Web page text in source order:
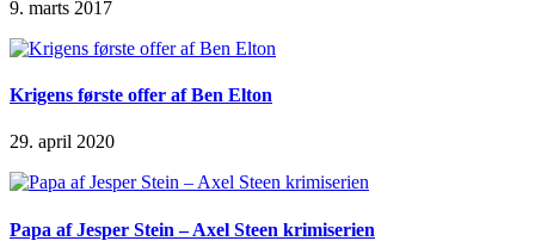
9. marts 2017
Krigens første offer af Ben Elton
29. april 2020
Papa af Jesper Stein – Axel Steen krimiserien